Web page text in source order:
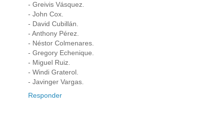
- Greivis Vásquez.
- John Cox.
- David Cubillán.
- Anthony Pérez.
- Néstor Colmenares.
- Gregory Echenique.
- Miguel Ruiz.
- Windi Graterol.
- Javinger Vargas.
Responder